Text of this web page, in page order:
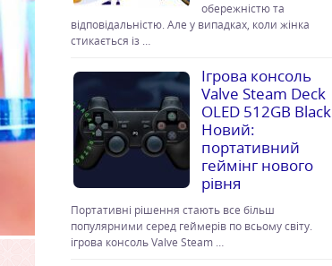
обережністю та
відповідальністю. Але у випадках, коли жінка
стикається із …
Ігрова консоль
Valve Steam Deck
OLED 512GB Black
Новий:
портативний
геймінг нового
рівня
Портативні рішення стають все більш
популярними серед геймерів по всьому світу.
ігрова консоль Valve Steam …